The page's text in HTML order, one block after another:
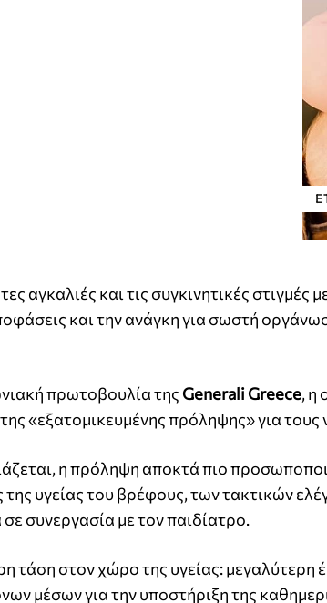
αγκαλιές και τις συγκινητικές στιγμές
και την ανάγκη για σωστή
πρωτοβουλία της Generali Greece, η
«εξατομικευμένης πρόληψης» για τους
η πρόληψη αποκτά πιο
υγείας του βρέφους, των τακτικών
συνεργασία με τον παιδίατρο.
τάση στον χώρο της υγείας:
μέσων για την υποστήριξη της